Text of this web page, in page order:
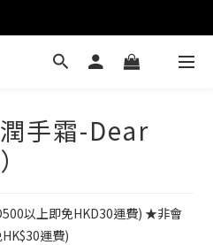
手霜-Dear
以上即免HKD30運費) ★非會
運費)